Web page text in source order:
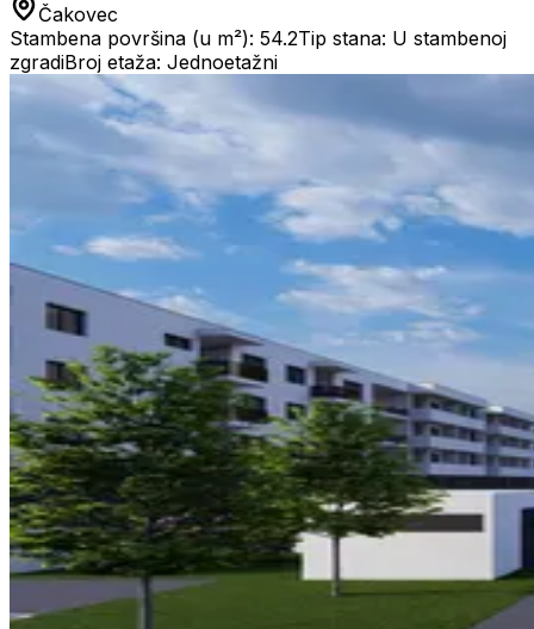
Čakovec
Stambena površina (u m²): 54.2Tip stana: U stambenoj
zgradiBroj etaža: Jednoetažni